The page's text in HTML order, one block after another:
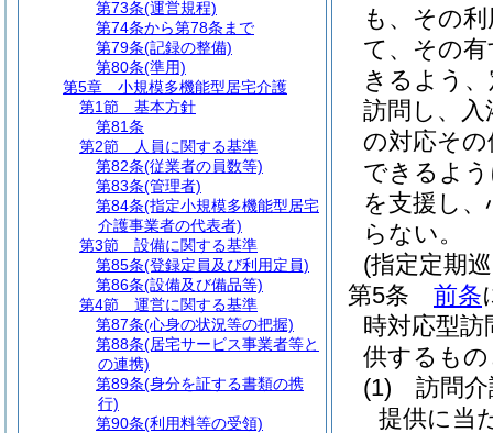
も、その
て、その
きるよう
訪問し、入
の対応そ
できるよ
を支援し
らない。
(指定定期
第5条
前条
時対応型
供するも
(1)
訪問
提供に当
第73条(運営規程)
第74条から第78条まで
第79条(記録の整備)
第80条(準用)
第5章
小規模多機能型居宅介護
第1節
基本方針
第81条
第2節
人員に関する基準
第82条(従業者の員数等)
第83条(管理者)
第84条(指定小規模多機能型居宅
介護事業者の代表者)
第3節
設備に関する基準
第85条(登録定員及び利用定員)
第86条(設備及び備品等)
第4節
運営に関する基準
第87条(心身の状況等の把握)
第88条(居宅サービス事業者等と
の連携)
第89条(身分を証する書類の携
行)
第90条(利用料等の受領)